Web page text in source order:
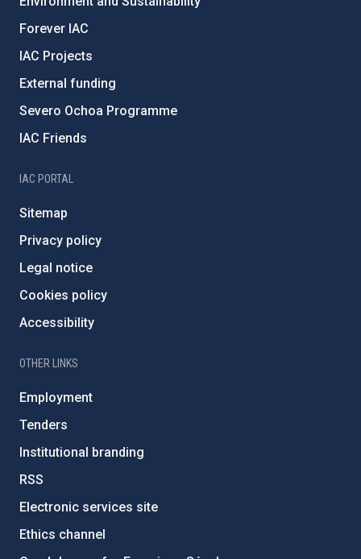
Forever IAC
IAC Projects
External funding
Severo Ochoa Programme
IAC Friends
IAC PORTAL
Sitemap
Privacy policy
Legal notice
Cookies policy
Accessibility
OTHER LINKS
Employment
Tenders
Institutional branding
RSS
Electronic services site
Ethics channel